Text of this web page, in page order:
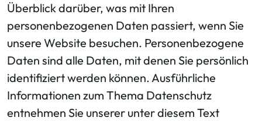
Überblick darüber, was mit Ihren
personenbezogenen Daten passiert, wenn Sie
unsere Website besuchen. Personenbezogene
Daten sind alle Daten, mit denen Sie persönlich
identifiziert werden können. Ausführliche
Informationen zum Thema Datenschutz
entnehmen Sie unserer unter diesem Text